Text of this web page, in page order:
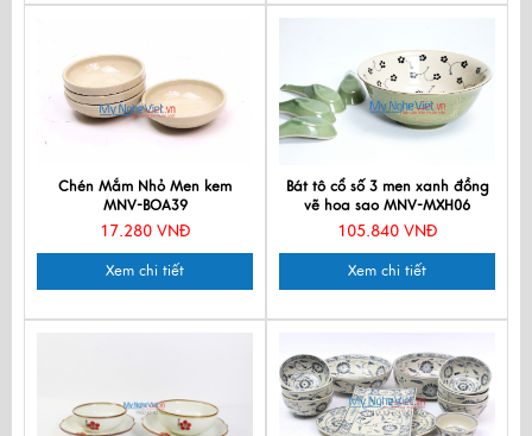
Chén Mắm Nhỏ Men kem
MNV-BOA39
17.280 VNĐ
Xem chi tiết
Bát tô cổ số 3 men xanh đồng
vẽ hoa sao MNV-MXH06
105.840 VNĐ
Xem chi tiết